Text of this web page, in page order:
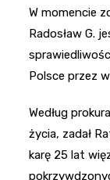
W momencie
Radosław G.
Polsce przez
Według
życia, zadał
karę 25 lat